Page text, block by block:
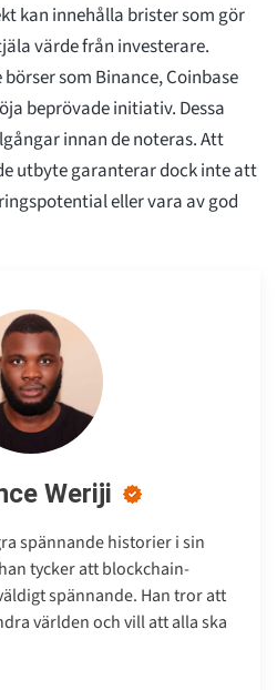
kan innehålla brister som gör
värde från investerare.
som Binance, Coinbase
beprövade initiativ. Dessa
innan de noteras. Att
utbyte garanterar dock inte att
eller vara av god
Weriji
spännande historier i sin
tycker att blockchain-
spännande. Han tror att
världen och vill att alla ska